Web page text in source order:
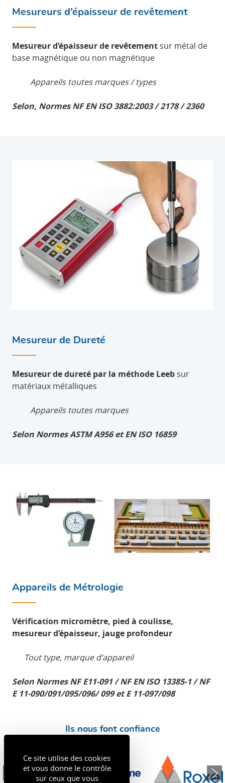
Mesureurs d’épaisseur de revêtement
Mesureur d’épaisseur de revêtement sur métal de
base magnétique ou non magnétique
Appareils toutes marques / types
Selon, Normes NF EN ISO 3882:2003 / 2178 / 2360
Mesureur de Dureté
Mesureur de dureté par la méthode Leeb sur
matériaux métalliques
Appareils toutes marques
Selon Normes ASTM A956 et EN ISO 16859
Appareils de Métrologie
Vérification micromètre, pied à coulisse,
mesureur d’épaisseur, jauge profondeur
Tout type, marque d'appareil
Selon Normes NF E11-091 / NF EN ISO 13385-1 / NF
E 11-090/091/095/096/ 099 et E 11-097/098
Ils nous font confiance
Ce site utilise des cookies
et vous donne le contrôle
sur ceux que vous